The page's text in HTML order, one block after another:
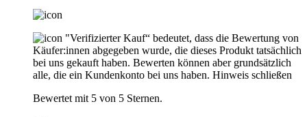
"Verifizierter Kauf“ bedeutet, dass die Bewertung von
Käufer:innen abgegeben wurde, die dieses Produkt tatsächlich
bei uns gekauft haben. Bewerten können aber grundsätzlich
alle, die ein Kundenkonto bei uns haben. Hinweis schließen
Bewertet mit 5 von 5 Sternen.